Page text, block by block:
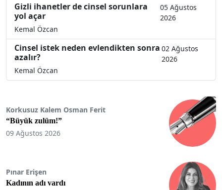
Gizli ihanetler de cinsel sorunlara
yol açar
05 Ağustos
2026
Kemal Özcan
Cinsel istek neden evlendikten sonra
azalır?
02 Ağustos
2026
Kemal Özcan
Korkusuz Kalem Osman Ferit
“Büyük zulüm!”
09 Ağustos 2026
Pınar Erişen
Kadının adı vardı